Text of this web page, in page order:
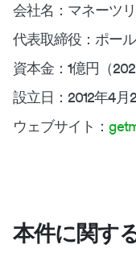
会社名：マネーツ
代表取締役：ポー
資本金：1億円（
設立日：2012年4月
ウェブサイト：
本件に関す